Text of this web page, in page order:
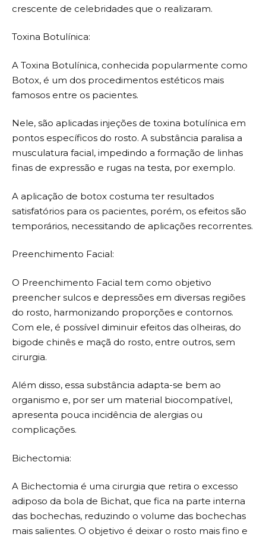
crescente de celebridades que o realizaram.
Toxina Botulínica:
A Toxina Botulínica, conhecida popularmente como
Botox, é um dos procedimentos estéticos mais
famosos entre os pacientes.
Nele, são aplicadas injeções de toxina botulínica em
pontos específicos do rosto. A substância paralisa a
musculatura facial, impedindo a formação de linhas
finas de expressão e rugas na testa, por exemplo.
A aplicação de botox costuma ter resultados
satisfatórios para os pacientes, porém, os efeitos são
temporários, necessitando de aplicações recorrentes.
Preenchimento Facial:
O Preenchimento Facial tem como objetivo
preencher sulcos e depressões em diversas regiões
do rosto, harmonizando proporções e contornos.
Com ele, é possível diminuir efeitos das olheiras, do
bigode chinês e maçã do rosto, entre outros, sem
cirurgia.
Além disso, essa substância adapta-se bem ao
organismo e, por ser um material biocompatível,
apresenta pouca incidência de alergias ou
complicações.
Bichectomia:
A Bichectomia é uma cirurgia que retira o excesso
adiposo da bola de Bichat, que fica na parte interna
das bochechas, reduzindo o volume das bochechas
mais salientes. O objetivo é deixar o rosto mais fino e